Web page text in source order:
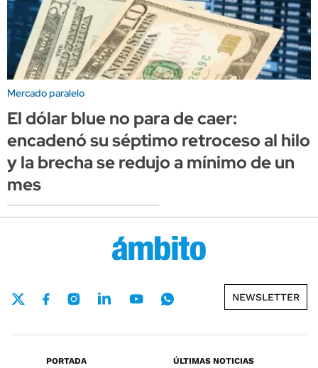
Mercado paralelo
El dólar blue no para de caer:
encadenó su séptimo retroceso al hilo
y la brecha se redujo a mínimo de un
mes
NEWSLETTER
PORTADA
ÚLTIMAS NOTICIAS